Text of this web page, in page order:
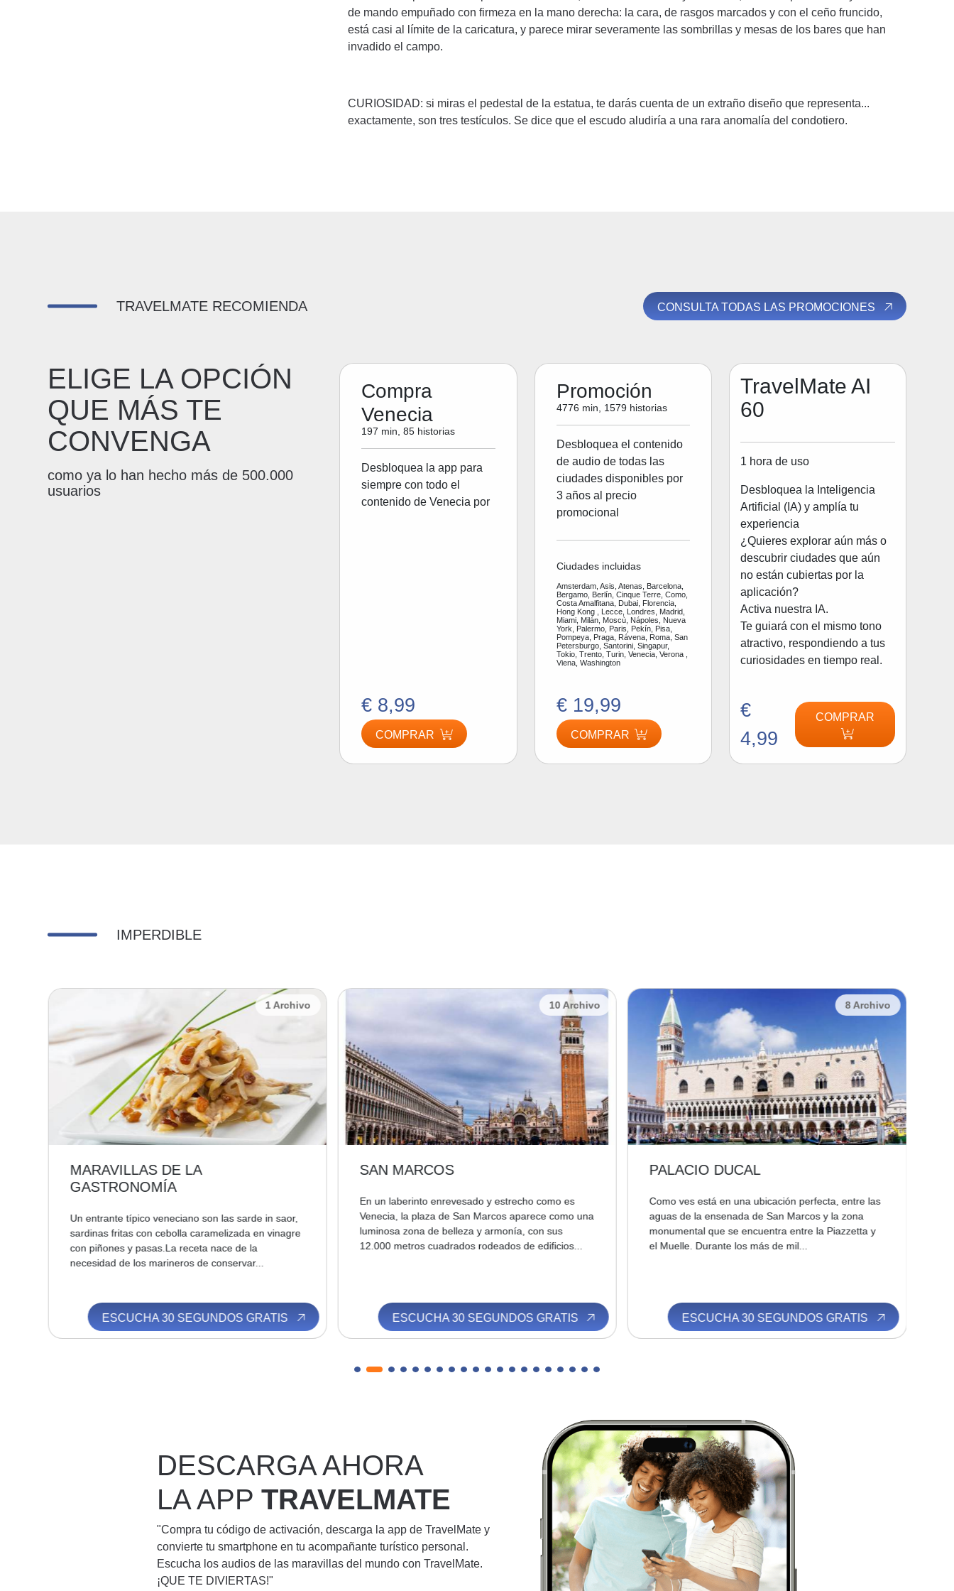
de mando empuñado con firmeza en la mano derecha: la cara, de rasgos marcados y con el ceño fruncido,
está casi al límite de la caricatura, y parece mirar severamente las sombrillas y mesas de los bares que han
invadido el campo.
CURIOSIDAD: si miras el pedestal de la estatua, te darás cuenta de un extraño diseño que representa...
exactamente, son tres testículos. Se dice que el escudo aludiría a una rara anomalía del condotiero.
TRAVELMATE RECOMIENDA CONSULTA TODAS LAS PROMOCIONES
ELIGE LA OPCIÓN
QUE MÁS TE
CONVENGA
como ya lo han hecho más de 500.000
usuarios
Compra
Venecia
197 min, 85 historias
Desbloquea la app para
siempre con todo el
contenido de Venecia por
€ 8,99
COMPRAR
Promoción
4776 min, 1579 historias
Desbloquea el contenido
de audio de todas las
ciudades disponibles por
3 años al precio
promocional
Ciudades incluidas
Amsterdam, Asis, Atenas, Barcelona,
Bergamo, Berlín, Cinque Terre, Como,
Costa Amalfitana, Dubai, Florencia,
Hong Kong , Lecce, Londres, Madrid,
Miami, Milán, Moscù, Nápoles, Nueva
York, Palermo, Paris, Pekín, Pisa,
Pompeya, Praga, Rávena, Roma, San
Petersburgo, Santorini, Singapur,
Tokio, Trento, Turin, Venecia, Verona ,
Viena, Washington
€ 19,99
COMPRAR
TravelMate AI
60
1 hora de uso
Desbloquea la Inteligencia
Artificial (IA) y amplía tu
experiencia
¿Quieres explorar aún más o
descubrir ciudades que aún
no están cubiertas por la
aplicación?
Activa nuestra IA.
Te guiará con el mismo tono
atractivo, respondiendo a tus
curiosidades en tiempo real.
€
4,99
COMPRAR
IMPERDIBLE
1 Archivo
MARAVILLAS DE LA
GASTRONOMÍA
Un entrante típico veneciano son las sarde in saor,
sardinas fritas con cebolla caramelizada en vinagre
con piñones y pasas.La receta nace de la
necesidad de los marineros de conservar...
ESCUCHA 30 SEGUNDOS GRATIS
10 Archivo
SAN MARCOS
En un laberinto enrevesado y estrecho como es
Venecia, la plaza de San Marcos aparece como una
luminosa zona de belleza y armonía, con sus
12.000 metros cuadrados rodeados de edificios...
ESCUCHA 30 SEGUNDOS GRATIS
8 Archivo
PALACIO DUCAL
Como ves está en una ubicación perfecta, entre las
aguas de la ensenada de San Marcos y la zona
monumental que se encuentra entre la Piazzetta y
el Muelle. Durante los más de mil...
ESCUCHA 30 SEGUNDOS GRATIS
DESCARGA AHORA
LA APPTRAVELMATE
"Compra tu código de activación, descarga la app de TravelMate y
convierte tu smartphone en tu acompañante turístico personal.
Escucha los audios de las maravillas del mundo con TravelMate.
¡QUE TE DIVIERTAS!"